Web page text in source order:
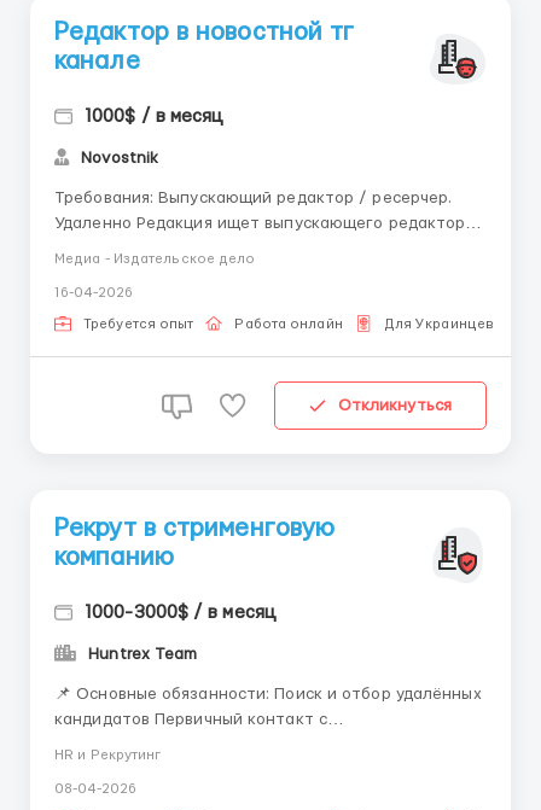
Редактор в новостной тг
канале
1000$ / в месяц
Novostnik
Требования: Выпускающий редактор / ресерчер.
Удаленно Редакция ищет выпускающего редактора
информацию до публикации. Обязанности: —
оперативная подготовка и выпуск новостных ма...
Медиа - Издательское дело
16-04-2026
Требуется опыт Работа онлайн Для Украинцев
Откликнуться
Рекрут в стрименговую
компанию
1000-3000$ / в месяц
Huntrex Team
📌 Основные обязанности: Поиск и отбор удалённых
кандидатов Первичный контакт с
Ответы на вопросы и предоставление необходимой
HR и Рекрутинг
08-04-2026